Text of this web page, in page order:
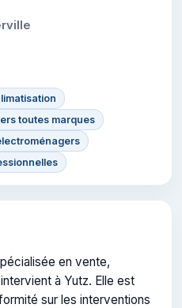
toutes marques
en vente,
à Yutz. Elle est
sur les interventions